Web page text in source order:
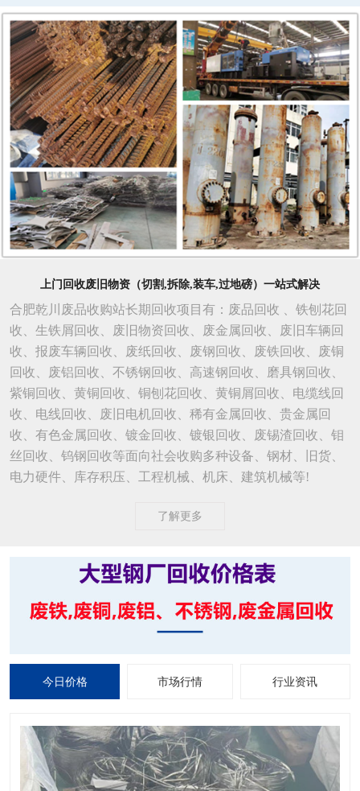
上门回收废旧物资（切割,拆除,装车,过地磅）一站式解决
合肥乾川废品收购站长期回收项目有：废品回收 、铁刨花回
收、生铁屑回收、废旧物资回收、废金属回收、废旧车辆回
收、报废车辆回收、废纸回收、废钢回收、废铁回收、废铜
回收、废铝回收、不锈钢回收、高速钢回收、磨具钢回收、
紫铜回收、黄铜回收、铜刨花回收、黄铜屑回收、电缆线回
收、电线回收、废旧电机回收、稀有金属回收、贵金属回
收、有色金属回收、镀金回收、镀银回收、废锡渣回收、钼
丝回收、钨钢回收等面向社会收购多种设备、钢材、旧货、
电力硬件、库存积压、工程机械、机床、建筑机械等!
了解更多
今日价格 市场行情 行业资讯